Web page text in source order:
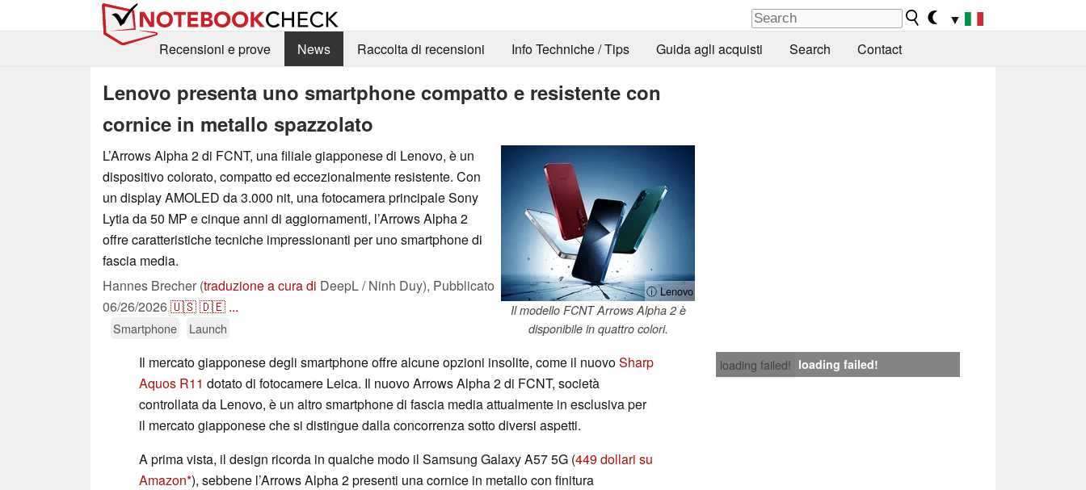
▼
Recensioni e prove
News Raccolta di recensioni Info Techniche / Tips Guida agli acquisti Search Contact
Lenovo presenta uno smartphone compatto e resistente con
cornice in metallo spazzolato
ⓘ Lenovo
Il modello FCNT Arrows Alpha 2 è
disponibile in quattro colori.
L’Arrows Alpha 2 di FCNT, una filiale giapponese di Lenovo, è un
dispositivo colorato, compatto ed eccezionalmente resistente. Con
un display AMOLED da 3.000 nit, una fotocamera principale Sony
Lytia da 50 MP e cinque anni di aggiornamenti, l’Arrows Alpha 2
offre caratteristiche tecniche impressionanti per uno smartphone di
fascia media.
Hannes Brecher (traduzione a cura di DeepL / Ninh Duy), Pubblicato
06/26/2026🇺🇸🇩🇪 ...
Smartphone Launch
loading failed! loading failed!
Il mercato giapponese degli smartphone offre alcune opzioni insolite, come il nuovoSharp
Aquos R11 dotato di fotocamere Leica. Il nuovo Arrows Alpha 2 di FCNT, società
controllata da Lenovo, è un altro smartphone di fascia media attualmente in esclusiva per
il mercato giapponese che si distingue dalla concorrenza sotto diversi aspetti.
A prima vista, il design ricorda in qualche modo il Samsung Galaxy A57 5G (449 dollari su
Amazon ), sebbene l’Arrows Alpha 2 presenti una cornice in metallo con finitura